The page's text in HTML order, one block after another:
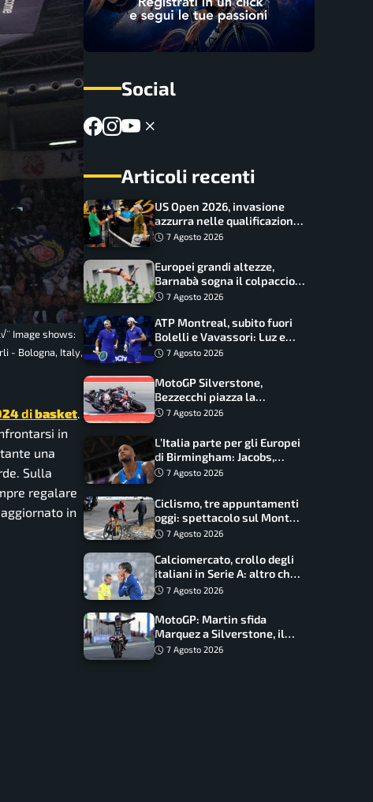
Image shows:
- Bologna, Italy,
dibasket.
in
una
Sulla
regalare
in
Social
Articoli recenti
US Open 2026, invasione
azzurra nelle qualificazioni:
17 italiani a caccia del main
7 Agosto 2026
Europei grandi altezze,
Barnabà sogna il colpaccio:
è leader a metà gara, Baraldi
7 Agosto 2026
ATP Montreal, subito fuori
Bolelli e Vavassori: Luz e
Matos fermano gli azzurri
7 Agosto 2026
MotoGP Silverstone,
Bezzecchi piazza la
zampata: Aprilia domina,
7 Agosto 2026
L’Italia parte per gli Europei
di Birmingham: Jacobs,
Tamberi e Battocletti
record
7 Agosto 2026
Ciclismo, tre appuntamenti
oggi: spettacolo sul Mont
Ventoux, orari e come
7 Agosto 2026
Calciomercato, crollo degli
italiani in Serie A: altro che
svolta dopo il Mondiale
7 Agosto 2026
MotoGP: Martin sfida
Marquez a Silverstone, il
programma e gli orari
7 Agosto 2026